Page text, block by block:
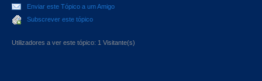
Enviar este Tópico a um Amigo
Subscrever este tópico
Utilizadores a ver este tópico: 1 Visitante(s)